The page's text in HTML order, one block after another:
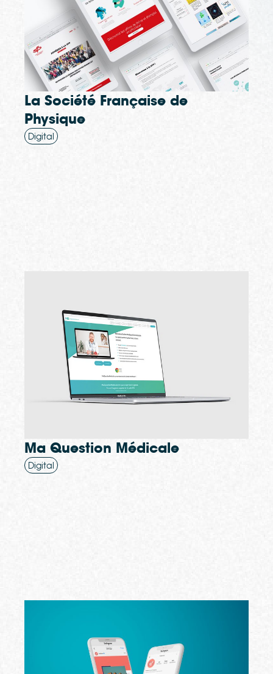
La Société Française de
Physique
Digital
Ma Question Médicale
Digital